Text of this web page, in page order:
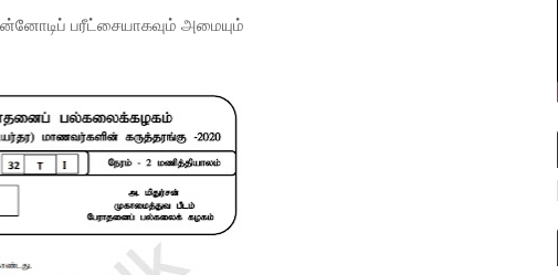
பரீட்சையாகவும் அமையும்